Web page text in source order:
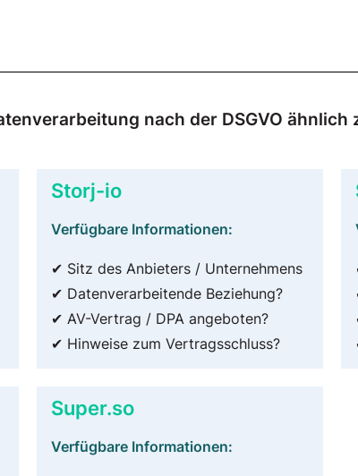
nach der DSGVO ähnlich
Storj-io
Verfügbare Informationen:
✔ Sitz des Anbieters / Unternehmens
✔ Datenverarbeitende Beziehung?
✔ AV-Vertrag / DPA angeboten?
✔ Hinweise zum Vertragsschluss?
Super.so
Verfügbare Informationen: